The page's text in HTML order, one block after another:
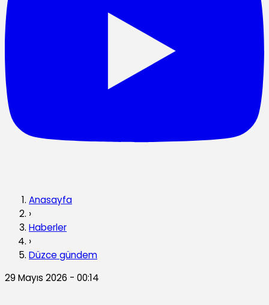
Anasayfa
›
Haberler
›
Düzce gündem
29 Mayıs 2026 - 00:14